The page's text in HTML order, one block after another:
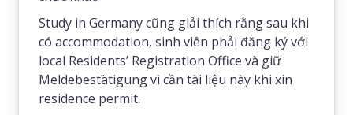
Study in Germany cũng giải thích rằng sau khi
có accommodation, sinh viên phải đăng ký với
local Residents’ Registration Office và giữ
Meldebestätigung vì cần tài liệu này khi xin
residence permit.